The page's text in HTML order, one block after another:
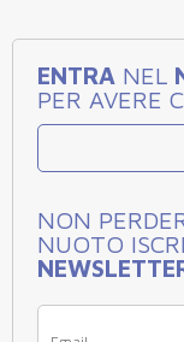
ENTRA NEL
PER AVERE
NON
NUOTO